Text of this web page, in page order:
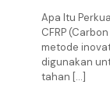
Apa Itu
CFRP
metode
digunakan
tahan […]